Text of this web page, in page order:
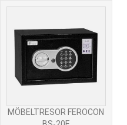
MÖBELTRESOR FEROCON